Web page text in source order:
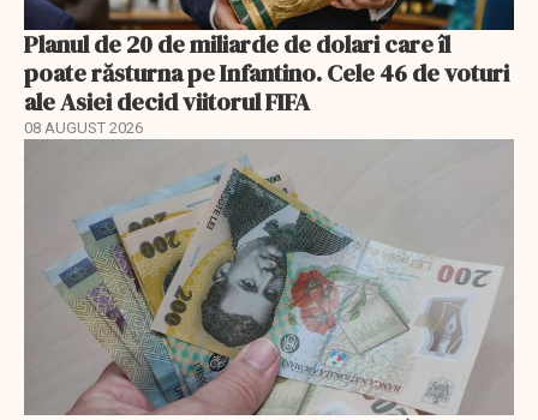
Planul de 20 de miliarde de dolari care îl
poate răsturna pe Infantino. Cele 46 de voturi
ale Asiei decid viitorul FIFA
08 AUGUST 2026